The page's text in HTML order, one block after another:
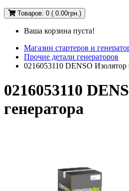
Товаров: 0 ( 0.00грн.)
Ваша корзина пуста!
Магазин стартеров и
Прочие детали генераторов
0216053110 DENSO Изолятор
0216053110
генератора